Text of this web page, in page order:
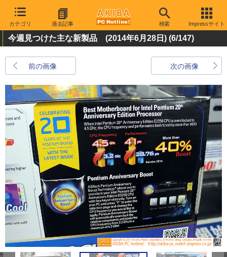
カテゴリ 過去記事 検索 Impressサイト
今週見つけた主な新製品 (2014年6月28日) (6/147)
前の画像 次の画像